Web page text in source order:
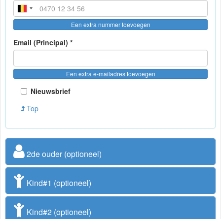
Een extra nummer toevoegen
Email (Principal) *
Een extra e-mailadres toevoegen
Nieuwsbrief
Top
2de ouder (optioneel)
Kind#1 (optioneel)
Kind#2 (optioneel)